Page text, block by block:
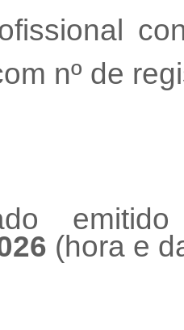
nº de
(hora e